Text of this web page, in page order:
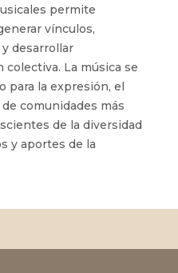
permite
vínculos,
desarrollar
colectiva. La música se
para la expresión, el
comunidades más
de la diversidad
y aportes de la